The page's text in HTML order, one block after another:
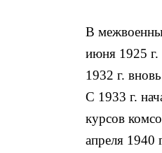
В
июня 1925 г.
1932 г.
С 1933 г.
курсов
апреля 1940